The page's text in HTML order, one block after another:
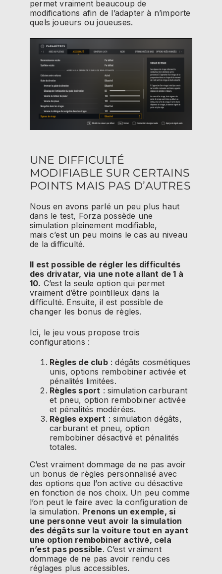
permet vraiment beaucoup de
modifications afin de l’adapter à n’importe
quels joueurs ou joueuses.
UNE DIFFICULTÉ
MODIFIABLE SUR CERTAINS
POINTS MAIS PAS D’AUTRES
Nous en avons parlé un peu plus haut
dans le test, Forza possède une
simulation pleinement modifiable,
mais c’est un peu moins le cas au niveau
de la difficulté.
Il est possible de régler les difficultés
des drivatar, via une note allant de 1 à
10. C’est la seule option qui permet
vraiment d’être pointilleux dans la
difficulté. Ensuite, il est possible de
changer les bonus de règles.
Ici, le jeu vous propose trois
configurations :
Règles de club: dégâts cosmétiques
unis, options rembobiner activée et
pénalités limitées.
Règles sport : simulation carburant
et pneu, option rembobiner activée
et pénalités modérées.
Règles expert : simulation dégâts,
carburant et pneu, option
rembobiner désactivé et pénalités
totales.
C’est vraiment dommage de ne pas avoir
un bonus de règles personnalisé avec
des options que l’on active ou désactive
en fonction de nos choix. Un peu comme
l’on peut le faire avec la configuration de
la simulation. Prenons un exemple, si
une personne veut avoir la simulation
des dégâts sur la voiture tout en ayant
une option rembobiner activé, cela
n’est pas possible. C’est vraiment
dommage de ne pas avoir rendu ces
réglages plus accessibles.